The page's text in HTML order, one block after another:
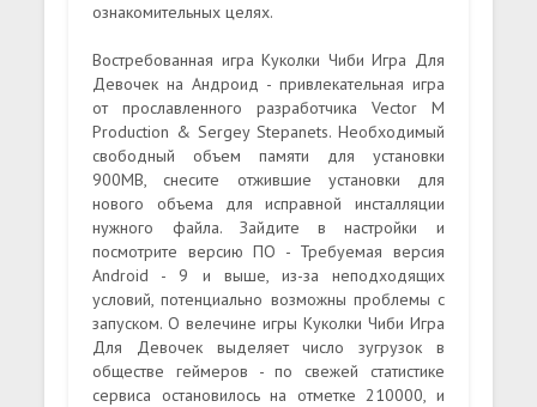
ознакомительных целях.
Востребованная игра Куколки Чиби Игра Для
Девочек на Андроид - привлекательная игра
от прославленного разработчика Vector M
Production & Sergey Stepanets. Необходимый
свободный объем памяти для установки
900MB, снесите отжившие установки для
нового объема для исправной инсталляции
нужного файла. Зайдите в настройки и
посмотрите версию ПО - Требуемая версия
Android - 9 и выше, из-за неподходящих
условий, потенциально возможны проблемы с
запуском. О велечине игры Куколки Чиби Игра
Для Девочек выделяет число зугрузок в
обществе геймеров - по свежей статистике
сервиса остановилось на отметке 210000, и